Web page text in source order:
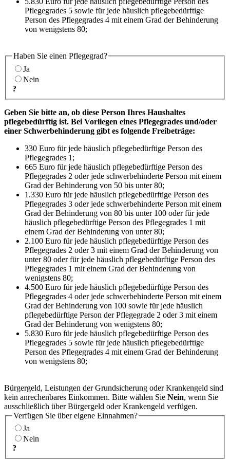
Pflegegrades 5 sowie für jede häuslich pflegebedürftige
Person des Pflegegrades 4 mit einem Grad der Behinderung
von wenigstens 80;
Haben Sie einen Pflegegrad?
Ja
Nein
?
Geben Sie bitte an, ob diese Person Ihres Haushaltes
pflegebedürftig ist. Bei Vorliegen eines Pflegegrades und/oder
einer Schwerbehinderung gibt es folgende Freibeträge:
330 Euro für jede häuslich pflegebedürftige Person des
Pflegegrades 1;
665 Euro für jede häuslich pflegebedürftige Person des
Pflegegrades 2 oder jede schwerbehinderte Person mit einem
Grad der Behinderung von 50 bis unter 80;
1.330 Euro für jede häuslich pflegebedürftige Person des
Pflegegrades 3 oder jede schwerbehinderte Person mit einem
Grad der Behinderung von 80 bis unter 100 oder für jede
häuslich pflegebedürftige Person des Pflegegrades 1 mit
einem Grad der Behinderung von unter 80;
2.100 Euro für jede häuslich pflegebedürftige Person des
Pflegegrades 2 oder 3 mit einem Grad der Behinderung von
unter 80 oder für jede häuslich pflegebedürftige Person des
Pflegegrades 1 mit einem Grad der Behinderung von
wenigstens 80;
4.500 Euro für jede häuslich pflegebedürftige Person des
Pflegegrades 4 oder jede schwerbehinderte Person mit einem
Grad der Behinderung von 100 sowie für jede häuslich
pflegebedürftige Person der Pflegegrade 2 oder 3 mit einem
Grad der Behinderung von wenigstens 80;
5.830 Euro für jede häuslich pflegebedürftige Person des
Pflegegrades 5 sowie für jede häuslich pflegebedürftige
Person des Pflegegrades 4 mit einem Grad der Behinderung
von wenigstens 80;
Bürgergeld, Leistungen der Grundsicherung oder Krankengeld sind
kein anrechenbares Einkommen. Bitte wählen Sie Nein, wenn Sie
ausschließlich über Bürgergeld oder Krankengeld verfügen.
Verfügen Sie über eigene Einnahmen?
Ja
Nein
?